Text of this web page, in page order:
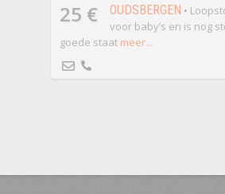
25 € OUDSBERGEN •
voor baby’s en is nog
goede staat meer...